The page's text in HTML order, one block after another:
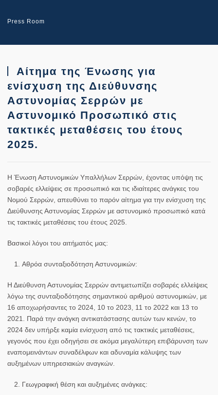
Press Room
Αίτημα της Ένωσης για
ενίσχυση της Διεύθυνσης
Αστυνομίας Σερρών με
Αστυνομικό Προσωπικό στις
τακτικές μεταθέσεις του έτους
2025.
Η Ένωση Αστυνομικών Υπαλλήλων Σερρών, έχοντας υπόψη τις
σοβαρές ελλείψεις σε προσωπικό και τις ιδιαίτερες ανάγκες του
Νομού Σερρών, απευθύνει το παρόν αίτημα για την ενίσχυση της
Διεύθυνσης Αστυνομίας Σερρών με αστυνομικό προσωπικό κατά
τις τακτικές μεταθέσεις του έτους 2025.
Βασικοί λόγοι του αιτήματός μας:
Αθρόα συνταξιοδότηση Αστυνομικών:
Η Διεύθυνση Αστυνομίας Σερρών αντιμετωπίζει σοβαρές ελλείψεις
λόγω της συνταξιοδότησης σημαντικού αριθμού αστυνομικών, με
16 αποχωρήσαντες το 2024, 10 το 2023, 11 το 2022 και 13 το
2021. Παρά την ανάγκη αντικατάστασης αυτών των κενών, το
2024 δεν υπήρξε καμία ενίσχυση από τις τακτικές μεταθέσεις,
γεγονός που έχει οδηγήσει σε ακόμα μεγαλύτερη επιβάρυνση των
εναπομεινάντων συναδέλφων και αδυναμία κάλυψης των
αυξημένων υπηρεσιακών αναγκών.
Γεωγραφική θέση και αυξημένες ανάγκες: